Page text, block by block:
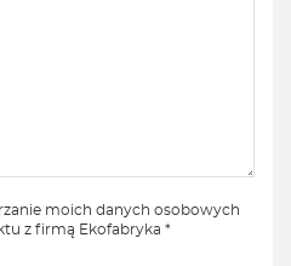
moich danych osobowych
z firmą Ekofabryka *